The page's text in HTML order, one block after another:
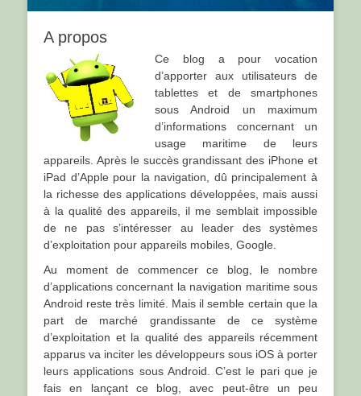
A propos
Ce blog a pour vocation
d’apporter aux utilisateurs de
tablettes et de smartphones
sous Android un maximum
d’informations concernant un
usage maritime de leurs
appareils. Après le succès grandissant des iPhone et
iPad d’Apple pour la navigation, dû principalement à
la richesse des applications développées, mais aussi
à la qualité des appareils, il me semblait impossible
de ne pas s’intéresser au leader des systèmes
d’exploitation pour appareils mobiles, Google.
Au moment de commencer ce blog, le nombre
d’applications concernant la navigation maritime sous
Android reste très limité. Mais il semble certain que la
part de marché grandissante de ce système
d’exploitation et la qualité des appareils récemment
apparus va inciter les développeurs sous iOS à porter
leurs applications sous Android. C’est le pari que je
fais en lançant ce blog, avec peut-être un peu